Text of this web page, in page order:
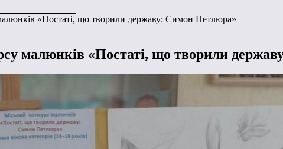
«Постаті, що творили державу: Симон Петлюра»
малюнків «Постаті, що творили